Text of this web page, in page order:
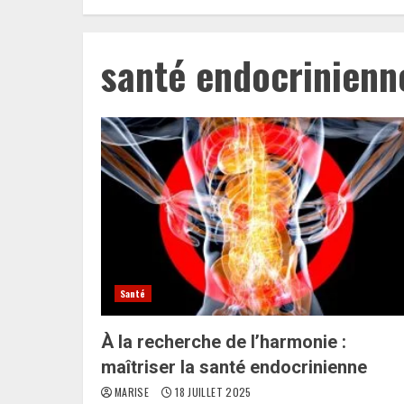
santé
Santé
À la recherche de l’harmonie :
maîtriser la santé endocrinienne
MARISE 18 JUILLET 2025